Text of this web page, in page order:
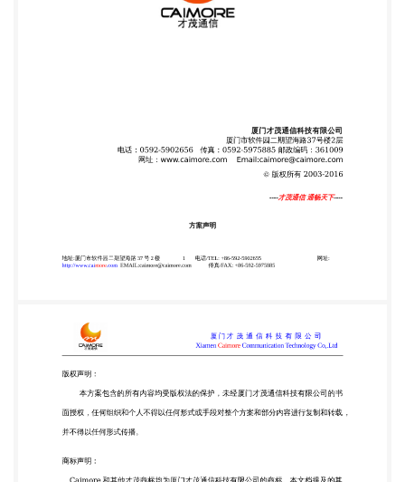
分内容进行复制和转载， 并不得以任何形式传播。
版本升级或其他原因，本文档内容会不定期进行更
新。除非另有约定， 本文档仅作为使用指导，本文档
中的所有陈述、信息和建议不构成任何明示或暗示的
技有限公司 摘要： 本文提供了一种基于 2G/3G/4G
工业级路由器电梯远程管理的方案，简要介 绍了今年
应用，获得了理想的效果。 关键词： 电梯；电梯监
控；路由器；工业级路由器； 2G/3G/4G； 地址:厦门
市软件园二期望海路 37 号 2 楼 2 电话/TEL: +86-592-
5902655 http://www.caimore.com
EMAIL:caimore@caimore.com 传真/FAX: +86-592-